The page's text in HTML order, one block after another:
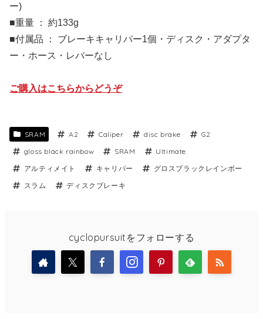
ー)
■重量 ： 約133g
■付属品 ： ブレーキキャリパー1個・ディスク・アダプタ
ー・ホース・レバーなし
ご購入はこちらからどうぞ
SRAM A2 Caliper disc brake
G2
gloss black rainbow
SRAM
Ultimate
アルティメイト
キャリパー
グロスブラックレインボー
スラム
ディスクブレーキ
cyclopursuitをフォローする